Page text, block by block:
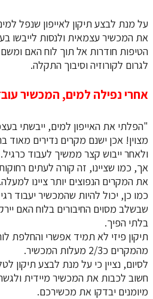
על מנת לבצע תיקון לאייפון שנפל
את המכשיר עצמאית ולנסות לייבשו
הטיפות חודרות אל תוך לוח האם
לגרום לקורוזיה וסיבוך התקלה.
אחרי נפילה למים, המכשיר
"הפלתי את האייפון למים, ייבשתי
מצוין! אכן ישנם מקרים נדירים מאוד
ולאחר ייבוש קצר ממשיך לעבוד כרגיל.
אך, כמו שציינו, זה קורה לעתים
את המקרים הנפוצים יותר ציינו למעלה.
שבשלב מסוים החיבורים בלוח האם
בלתי הפיך.
​​​​​​​תיקון פיזי לא תמיד אפשרי והחלפת
מהמקרים כ2/3 מעלות המכשיר.
לסיום, נציין כי על מנת לבצע תיקון
חשוב לכבות את המכשיר מיידית
מיומנים יבדקו את מכשירכם.